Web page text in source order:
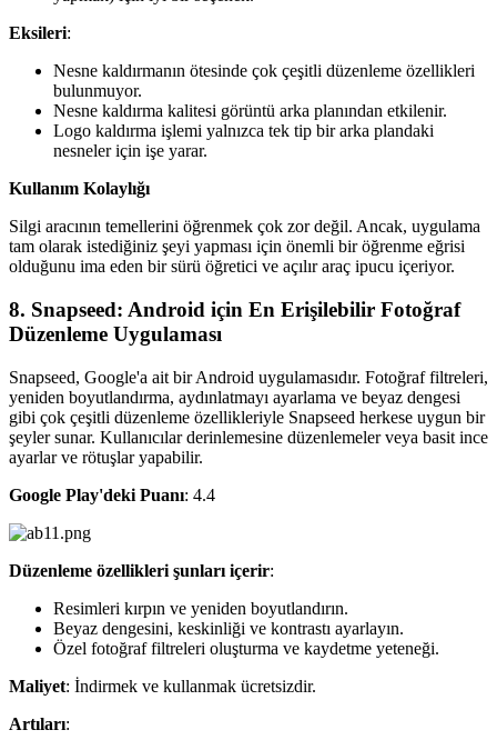
Eksileri:
Nesne kaldırmanın ötesinde çok çeşitli düzenleme özellikleri
bulunmuyor.
Nesne kaldırma kalitesi görüntü arka planından etkilenir.
Logo kaldırma işlemi yalnızca tek tip bir arka plandaki
nesneler için işe yarar.
Kullanım Kolaylığı
Silgi aracının temellerini öğrenmek çok zor değil. Ancak, uygulama
tam olarak istediğiniz şeyi yapması için önemli bir öğrenme eğrisi
olduğunu ima eden bir sürü öğretici ve açılır araç ipucu içeriyor.
8. Snapseed: Android için En Erişilebilir Fotoğraf
Düzenleme Uygulaması‍
Snapseed, Google'a ait bir Android uygulamasıdır. Fotoğraf filtreleri,
yeniden boyutlandırma, aydınlatmayı ayarlama ve beyaz dengesi
gibi çok çeşitli düzenleme özellikleriyle Snapseed herkese uygun bir
şeyler sunar. Kullanıcılar derinlemesine düzenlemeler veya basit ince
ayarlar ve rötuşlar yapabilir.
Google Play'deki Puanı: 4.4
Düzenleme özellikleri şunları içerir:
Resimleri kırpın ve yeniden boyutlandırın.
Beyaz dengesini, keskinliği ve kontrastı ayarlayın.
Özel fotoğraf filtreleri oluşturma ve kaydetme yeteneği.
Maliyet: İndirmek ve kullanmak ücretsizdir.
Artıları: